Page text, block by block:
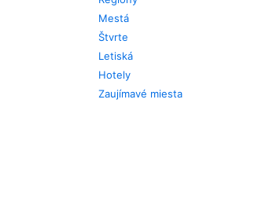
Mestá
Štvrte
Letiská
Hotely
Zaujímavé miesta